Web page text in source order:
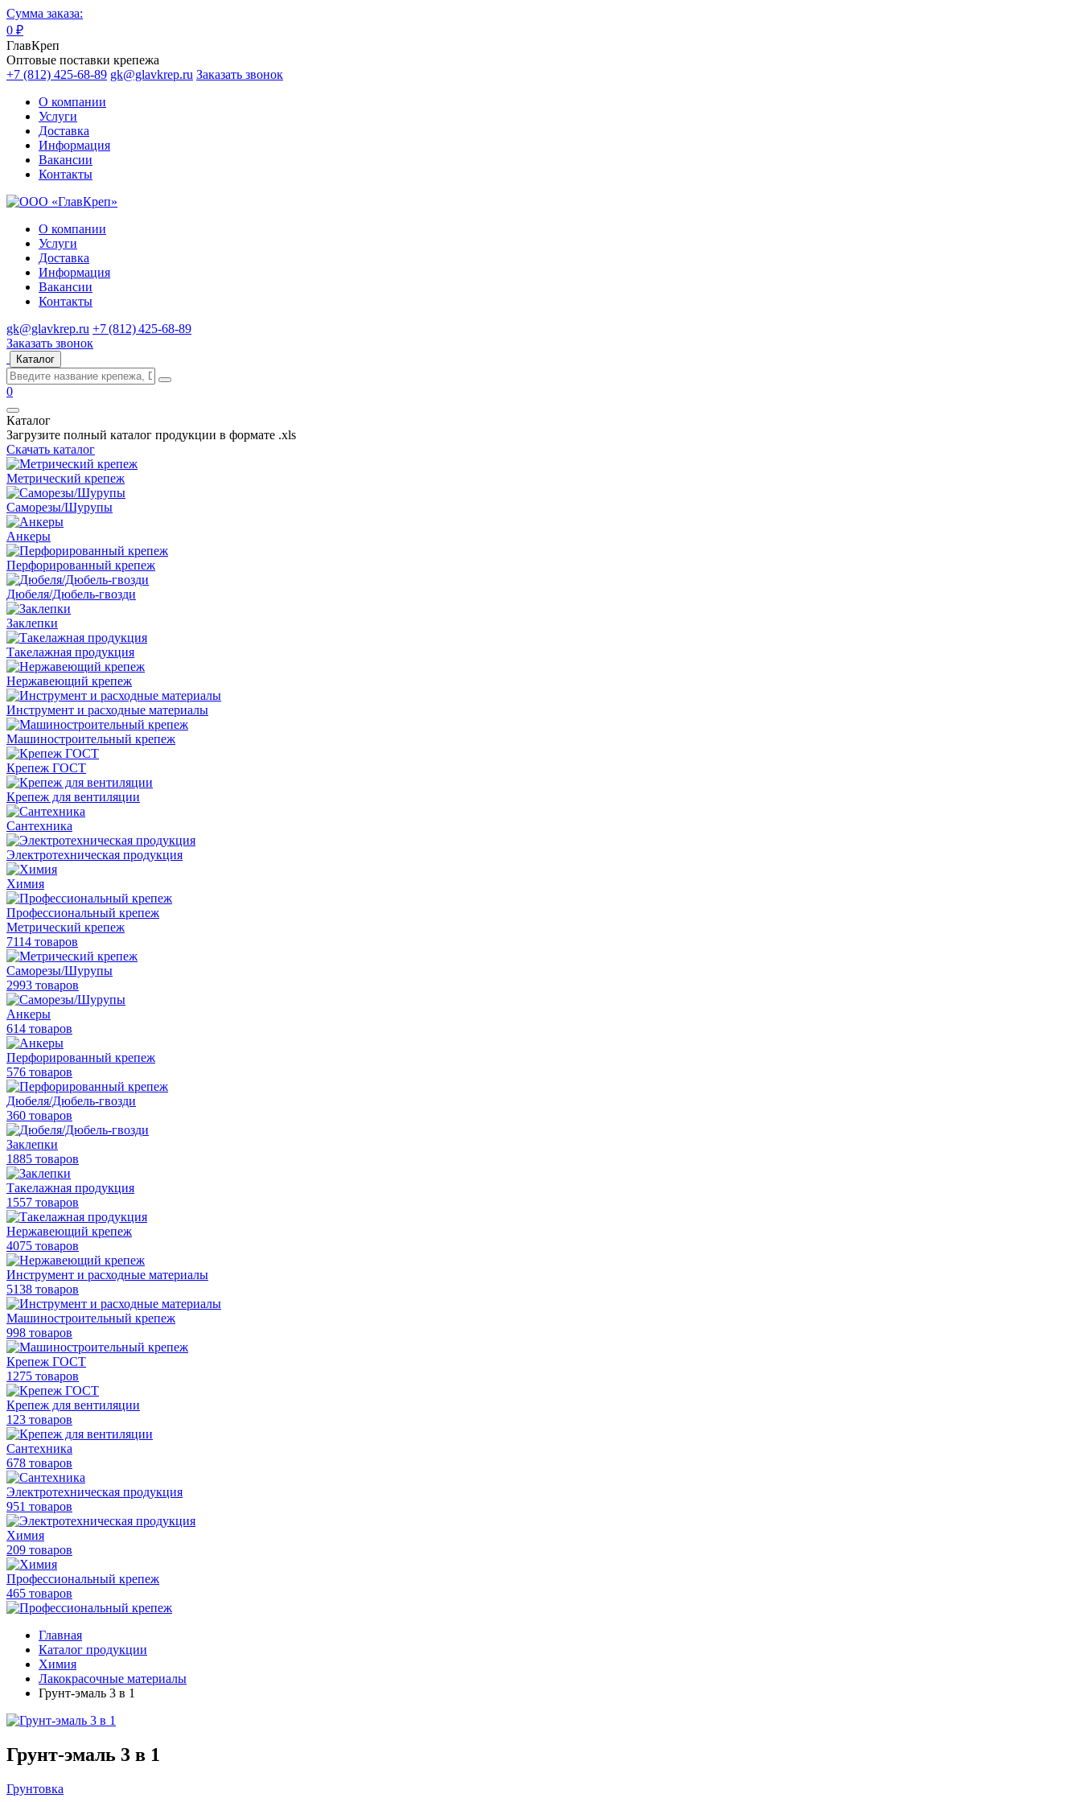
Сумма заказа:
0 ₽
ГлавКреп
Оптовые поставки крепежа
+7 (812) 425-68-89 gk@glavkrep.ru Заказать звонок
О компании
Услуги
Доставка
Информация
Вакансии
Контакты
О компании
Услуги
Доставка
Информация
Вакансии
Контакты
gk@glavkrep.ru +7 (812) 425-68-89
Заказать звонок
Каталог
0
Каталог
Загрузите полный каталог продукции в формате .xls
Скачать каталог
Метрический крепеж
Саморезы/Шурупы
Анкеры
Перфорированный крепеж
Дюбеля/Дюбель-гвозди
Заклепки
Такелажная продукция
Нержавеющий крепеж
Инструмент и расходные материалы
Машиностроительный крепеж
Крепеж ГОСТ
Крепеж для вентиляции
Сантехника
Электротехническая продукция
Химия
Профессиональный крепеж
Метрический крепеж
7114 товаров
Саморезы/Шурупы
2993 товаров
Анкеры
614 товаров
Перфорированный крепеж
576 товаров
Дюбеля/Дюбель-гвозди
360 товаров
Заклепки
1885 товаров
Такелажная продукция
1557 товаров
Нержавеющий крепеж
4075 товаров
Инструмент и расходные материалы
5138 товаров
Машиностроительный крепеж
998 товаров
Крепеж ГОСТ
1275 товаров
Крепеж для вентиляции
123 товаров
Сантехника
678 товаров
Электротехническая продукция
951 товаров
Химия
209 товаров
Профессиональный крепеж
465 товаров
Главная
Каталог продукции
Химия
Лакокрасочные материалы
Грунт-эмаль 3 в 1
Грунт-эмаль 3 в 1
Грунтовка